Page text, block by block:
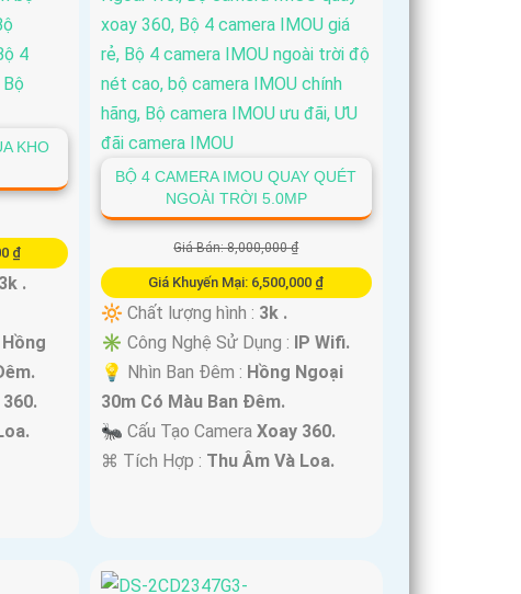
KHO
₫
3k .
Hồng
BỘ 4 CAMERA IMOU QUAY QUÉT
NGOÀI TRỜI 5.0MP
Giá Bán: 8,000,000 ₫
Giá Khuyến Mại: 6,500,000 ₫
🔆 Chất lượng hình : 3k .
✳️ Công Nghệ Sử Dụng : IP Wifi.
💡 Nhìn Ban Đêm : Hồng Ngoại
30m Có Màu Ban Ðêm.
🐜 Cấu Tạo CameraXoay 360.
️⌘ Tích Hợp : Thu Âm Và Loa.